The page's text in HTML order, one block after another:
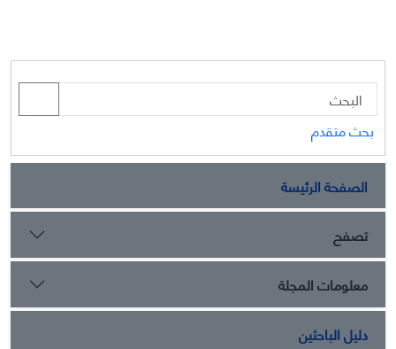
بحث متقدم
الصفحة الرئيسة
تصفح
معلومات المجلة
دليل الباحثين